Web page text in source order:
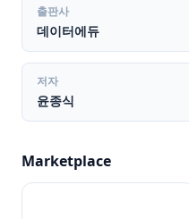
출판사
데이터에듀
저자
윤종식
Marketplace